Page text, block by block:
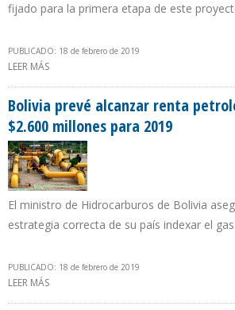
fijado para la primera etapa de este
PUBLICADO: 18 de febrero de 2019
LEER MÁS
Bolivia prevé alcanzar renta
$2.600 millones para 2019
El ministro de Hidrocarburos de Bolivia
estrategia correcta de su país indexar el
PUBLICADO: 18 de febrero de 2019
LEER MÁS